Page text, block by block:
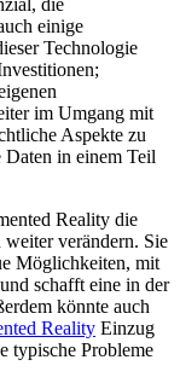
einige
Technologie
im Umgang mit
Aspekte zu
Daten in einem Teil
Reality die
verändern. Sie
Möglichkeiten, mit
schafft eine in der
könnte auch
Reality Einzug
typische Probleme